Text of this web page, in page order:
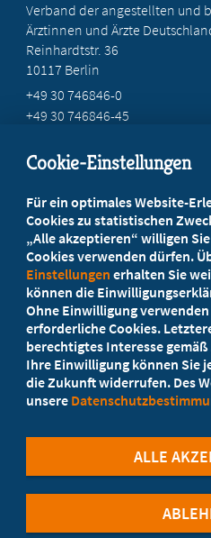
Verband der angestellten und
Ärztinnen und Ärzte
Reinhardtstr. 36
10117 Berlin
+49 30 746846-0
+49 30 746846-45
Ihr Landesverband berät Sie!
Ansprechpartner
Werden Sie jetzt
5 Vorteile
Cookie-Einstellungen
Für ein optimales Website-
Cookies zu statistischen
„Alle akzeptieren“ willigen
Cookies verwenden dürfen.
Einstellungen erhalten Sie
können die
Ohne Einwilligung
erforderliche Cookies.
berechtigtes Interesse gemäß
Ihre Einwilligung können Sie
die Zukunft widerrufen. Des
unsere
ALLE